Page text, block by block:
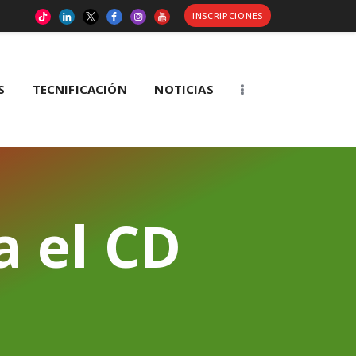
INSCRIPCIONES
TECNIFICACIÓN NOTICIAS
el CD